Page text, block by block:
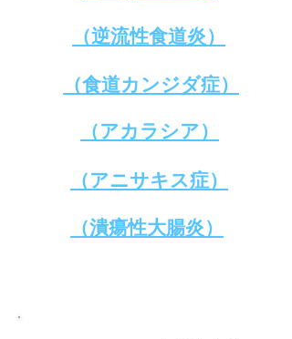
​（逆流性食道炎）
​（食道カンジダ症）
​（アカラシア）
​（アニサキス症）
​（潰瘍性大腸炎）